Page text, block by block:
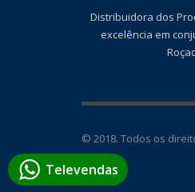
Distribuidora dos
excelência em
Televendas
© 2018. Todos os